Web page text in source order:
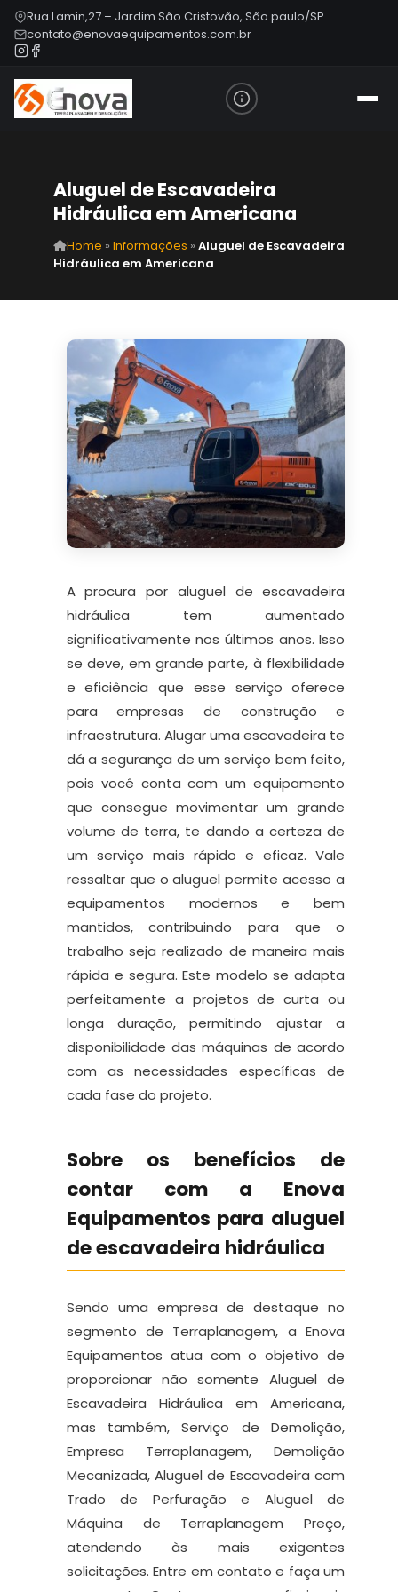
Rua Lamin,27 – Jardim São Cristovão, São paulo/SP
contato@enovaequipamentos.com.br
Aluguel de Escavadeira
Hidráulica em Americana
Home » Informações » Aluguel de Escavadeira
Hidráulica em Americana
A procura por aluguel de escavadeira
hidráulica tem aumentado
significativamente nos últimos anos. Isso
se deve, em grande parte, à flexibilidade
e eficiência que esse serviço oferece
para empresas de construção e
infraestrutura. Alugar uma escavadeira te
dá a segurança de um serviço bem feito,
pois você conta com um equipamento
que consegue movimentar um grande
volume de terra, te dando a certeza de
um serviço mais rápido e eficaz. Vale
ressaltar que o aluguel permite acesso a
equipamentos modernos e bem
mantidos, contribuindo para que o
trabalho seja realizado de maneira mais
rápida e segura. Este modelo se adapta
perfeitamente a projetos de curta ou
longa duração, permitindo ajustar a
disponibilidade das máquinas de acordo
com as necessidades específicas de
cada fase do projeto.
Sobre os benefícios de
contar com a Enova
Equipamentos para aluguel
de escavadeira hidráulica
Sendo uma empresa de destaque no
segmento de Terraplanagem, a Enova
Equipamentos atua com o objetivo de
proporcionar não somente Aluguel de
Escavadeira Hidráulica em Americana,
mas também, Serviço de Demolição,
Empresa Terraplanagem, Demolição
Mecanizada, Aluguel de Escavadeira com
Trado de Perfuração e Aluguel de
Máquina de Terraplanagem Preço,
atendendo às mais exigentes
solicitações. Entre em contato e faça um